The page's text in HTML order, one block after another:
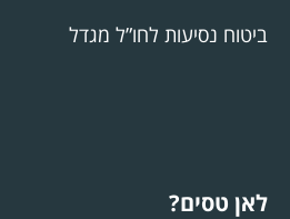
ביטוח נסיעות לחו”ל מגדל
לאן טסים?